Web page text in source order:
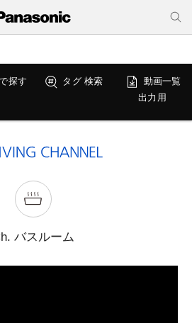
探す タグ 検索
動画一覧
出力用
バスルーム